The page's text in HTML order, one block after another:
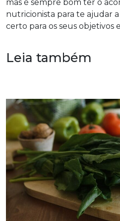
mas é sempre bom ter o
nutricionista para te ajudar
certo para os seus objetivos
Leia também